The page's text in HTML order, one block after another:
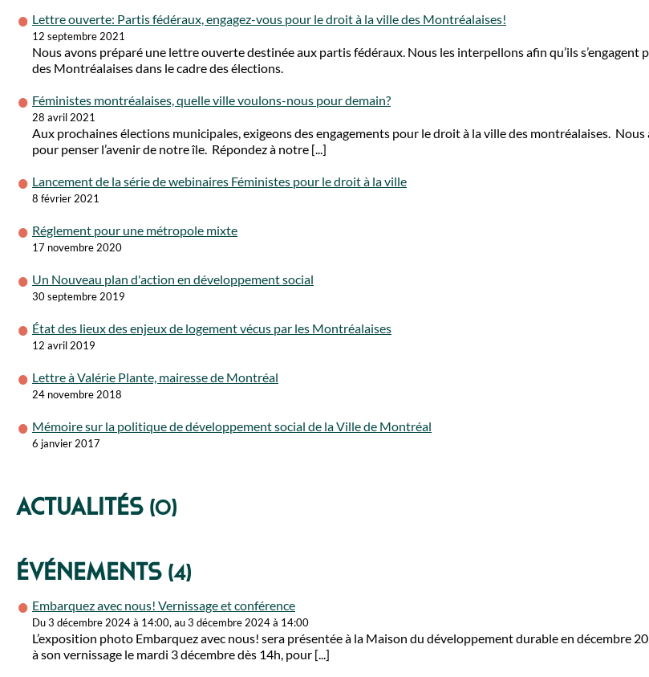
Lettre ouverte: Partis fédéraux, engagez-vous pour le droit à la ville des Montréalaises!
12 septembre 2021
Nous avons préparé une lettre ouverte destinée aux partis fédéraux. Nous les interpellons afin qu’ils s’engagent
des Montréalaises dans le cadre des élections.
Féministes montréalaises, quelle ville voulons-nous pour demain?
28 avril 2021
Aux prochaines élections municipales, exigeons des engagements pour le droit à la ville des montréalaises. Nous
pour penser l’avenir de notre île. Répondez à notre [...]
Lancement de la série de webinaires Féministes pour le droit à la ville
8 février 2021
Réglement pour une métropole mixte
17 novembre 2020
Un Nouveau plan d'action en développement social
30 septembre 2019
État des lieux des enjeux de logement vécus par les Montréalaises
12 avril 2019
Lettre à Valérie Plante, mairesse de Montréal
24 novembre 2018
Mémoire sur la politique de développement social de la Ville de Montréal
6 janvier 2017
Actualités (0)
Événements (4)
Embarquez avec nous! Vernissage et conférence
Du 3 décembre 2024 à 14:00, au 3 décembre 2024 à 14:00
L’exposition photo Embarquez avec nous! sera présentée à la Maison du développement durable en décembre
à son vernissage le mardi 3 décembre dès 14h, pour [...]